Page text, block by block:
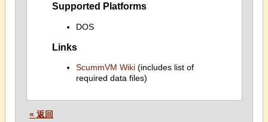
Supported Platforms
DOS
Links
ScummVM Wiki(includes list of
required data files)
« 返回